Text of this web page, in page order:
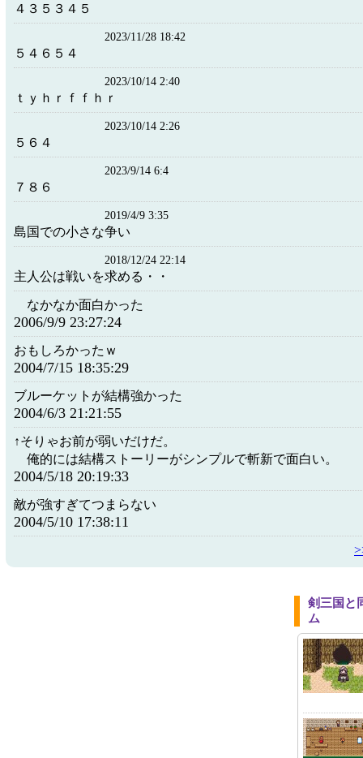
４３５３４５
2023/11/28 18:42
５４６５４
2023/10/14 2:40
ｔｙｈｒｆｆｈｒ
2023/10/14 2:26
５６４
2023/9/14 6:4
７８６
2019/4/9 3:35
島国での小さな争い
2018/12/24 22:14
主人公は戦いを求める・・
なかなか面白かった
2006/9/9 23:27:24
おもしろかったｗ
2004/7/15 18:35:29
ブルーケットが結構強かった
2004/6/3 21:21:55
↑そりゃお前が弱いだけだ。
俺的には結構ストーリーがシンプルで斬新で面白い。
2004/5/18 20:19:33
敵が強すぎてつまらない
2004/5/10 17:38:11
剣三国と
ム